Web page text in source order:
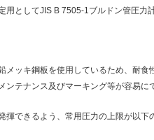
用としてJIS B 7505-1ブルドン管圧力
ッキ鋼板を使用しているため、耐食
テナンス及びマーキング等が容易に
できるよう、常用圧力の上限が以下